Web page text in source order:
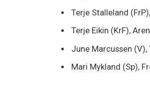
Terje Stalleland
Terje Eikin (KrF),
June Marcussen (V),
Mari Mykland (Sp),